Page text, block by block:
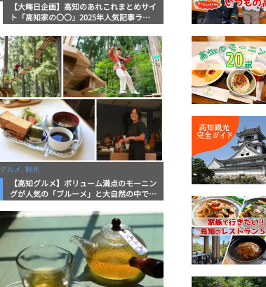
【大晦日企画】高知のあれこれまとめサイ
ト「高知家の〇〇」2025年人気記事ラン
グルメ, 観光
【高知グルメ】ボリューム満点のモーニン
グが人気の「ブルーメ」と大自然の中で本
ドベンチャー」地元タウン誌おススメ情報